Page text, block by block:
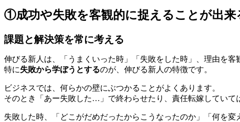
①成功や失敗を客観的に捉えることが出来
課題と解決策を常に考える
伸びる新人は、「うまくいった時」「失敗をした時」、理由を客
特に失敗から学ぼうとするのが、伸びる新人の特徴です。
ビジネスでは、何らかの壁にぶつかることがよくあります。
そのとき「あー失敗した…」で終わらせたり、責任転嫁していて
失敗した時、「どこがだめだったからこうなったのか」「何を変